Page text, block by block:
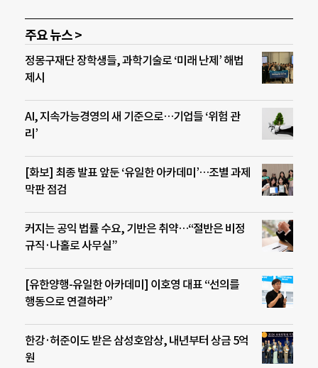
주요 뉴스 >
정몽구재단 장학생들, 과학기술로 ‘미래 난제’ 해법
제시
AI, 지속가능경영의 새 기준으로…기업들 ‘위험 관
리’
[화보] 최종 발표 앞둔 ‘유일한 아카데미’…조별 과제
막판 점검
커지는 공익 법률 수요, 기반은 취약…“절반은 비정
규직·나홀로 사무실”
[유한양행-유일한 아카데미] 이호영 대표 “선의를
행동으로 연결하라”
한강·허준이도 받은 삼성호암상, 내년부터 상금 5억
원